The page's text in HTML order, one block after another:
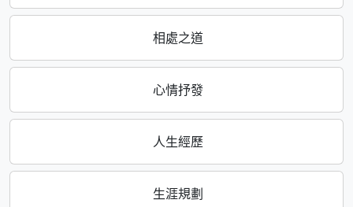
相處之道
心情抒發
人生經歷
生涯規劃